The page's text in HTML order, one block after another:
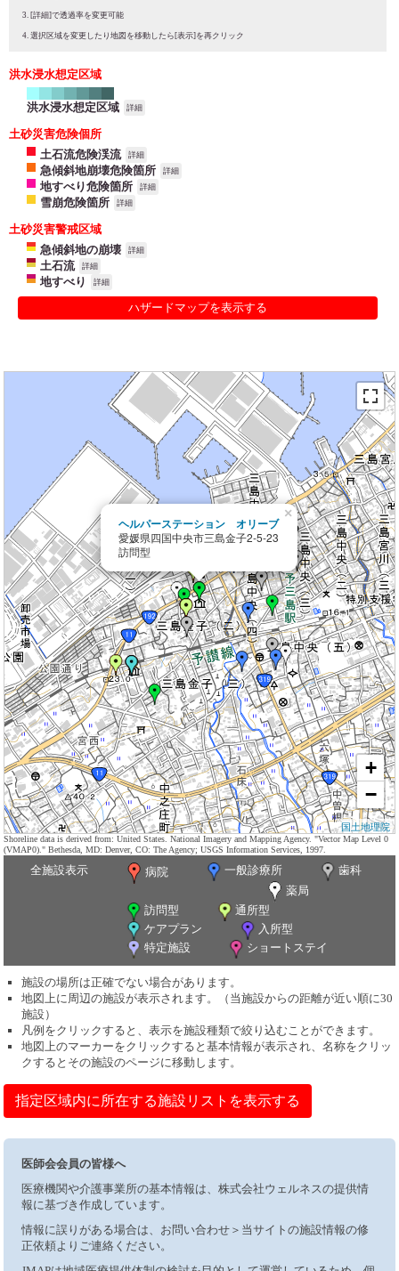
[詳細]で透過率を変更可能
選択区域を変更したり地図を移動したら[表示]を再クリック
洪水浸水想定区域
洪水浸水想定区域 詳細
土砂災害危険個所
土石流危険渓流
詳細
急傾斜地崩壊危険箇所 詳細
地すべり危険箇所 詳細
雪崩危険箇所 詳細
土砂災害警戒区域
急傾斜地の崩壊
詳細
土石流 詳細
地すべり 詳細
ハザードマップを表示する
ヘルパーステーション オリーブ
愛媛県四国中央市三島金子2-5-23
訪問型
×
+
−
国土地理院
Shoreline data is derived from: United States. National Imagery and Mapping Agency. "Vector Map Level 0
(VMAP0)." Bethesda, MD: Denver, CO: The Agency; USGS Information Services, 1997.
全施設表示 病院 一般診療所
歯科
薬局
訪問型
通所型
ケアプラン
入所型
特定施設
ショートステイ
施設の場所は正確でない場合があります。
地図上に周辺の施設が表示されます。（当施設からの距離が近い順に30
施設）
凡例をクリックすると、表示を施設種類で絞り込むことができます。
地図上のマーカーをクリックすると基本情報が表示され、名称をクリッ
クするとその施設のページに移動します。
指定区域内に所在する施設リストを表示する
医師会会員の皆様へ
医療機関や介護事業所の基本情報は、株式会社ウェルネスの提供情
報に基づき作成しています。
情報に誤りがある場合は、お問い合わせ＞当サイトの施設情報の修
正依頼よりご連絡ください。